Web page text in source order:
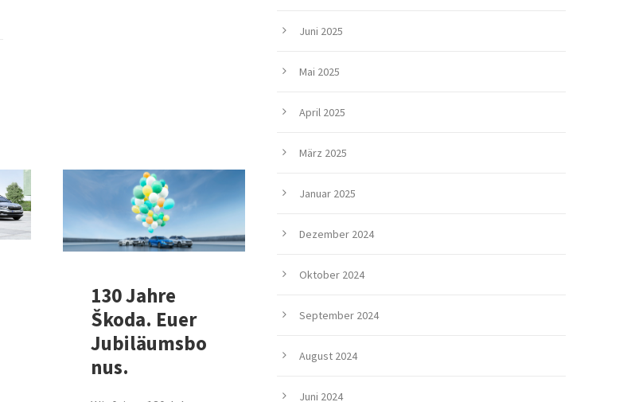
130 Jahre
Škoda. Euer
Jubiläumsbo
nus.
Juni 2025
Mai 2025
April 2025
März 2025
Januar 2025
Dezember 2024
Oktober 2024
September 2024
August 2024
Juni 2024